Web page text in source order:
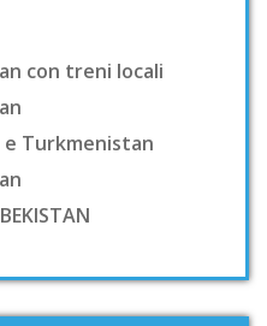
con treni locali
e Turkmenistan